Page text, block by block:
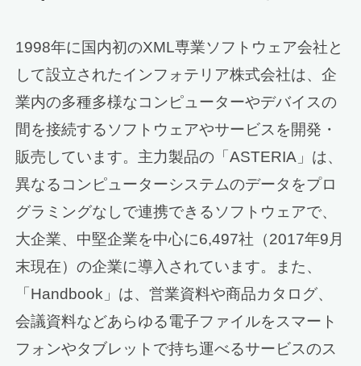
1998年に国内初のXML専業ソフトウェア会社と
して設立されたインフォテリア株式会社は、企
業内の多種多様なコンピューターやデバイスの
間を接続するソフトウェアやサービスを開発・
販売しています。主力製品の「ASTERIA」は、
異なるコンピューターシステムのデータをプロ
グラミングなしで連携できるソフトウェアで、
大企業、中堅企業を中心に6,497社（2017年9月
末現在）の企業に導入されています。また、
「Handbook」は、営業資料や商品カタログ、
会議資料などあらゆる電子ファイルをスマート
フォンやタブレットで持ち運べるサービスのス